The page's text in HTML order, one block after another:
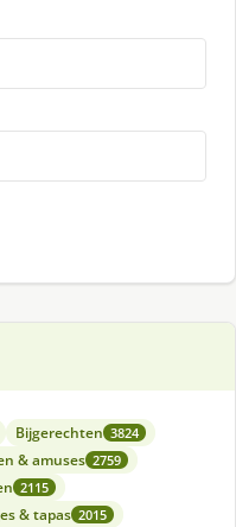
Bijgerechten 3824
& amuses 2759
2115
& tapas 2015